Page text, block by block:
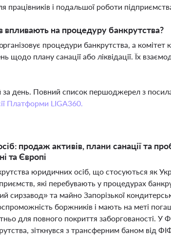
і подальшої роботи
на процедуру банкрутства?
процедури банкрутства, а комітет
щодо плану санації або ліквідації. Їх
за день. Повний список першоджерел з
Платформи LIGA360.
продаж активів, плани санації та
та Європі
юридичних осіб, що стосуються як
які перебувають у процедурах
та майно Запорізької
боржників і мають на меті
для повного покриття заборгованості. У
зіткнувся з трансферним баном від